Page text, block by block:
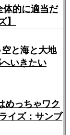
体的に適当だ
】
空と海と大地
いきたい
めっちゃワク
イズ：サンブ